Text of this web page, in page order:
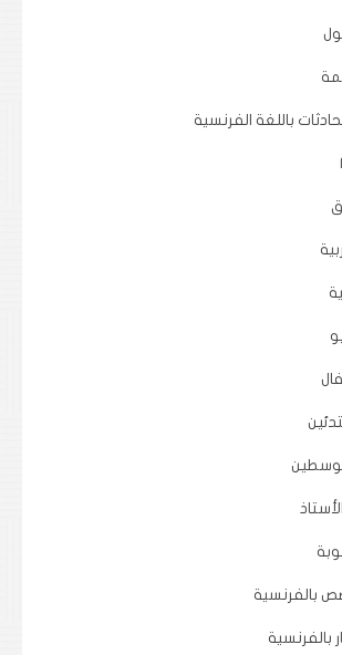
باللغة الفرنسية
بالفرنسية
بالفرنسية